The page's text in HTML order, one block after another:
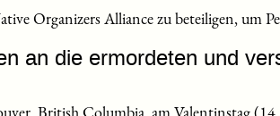
Organizers Alliance zu beteiligen, um
an die ermordeten und